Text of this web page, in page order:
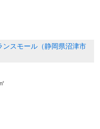
ンスモール（静岡県沼津市